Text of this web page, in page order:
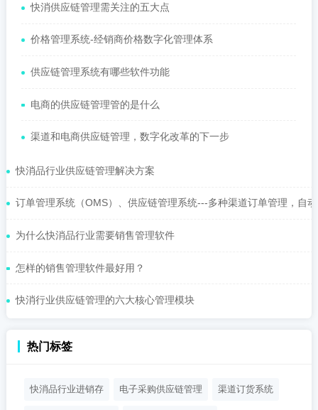
快消供应链管理需关注的五大点
价格管理系统-经销商价格数字化管理体系
供应链管理系统有哪些软件功能
电商的供应链管理管的是什么
渠道和电商供应链管理，数字化改革的下一步
快消品行业供应链管理解决方案
订单管理系统（OMS）、供应链管理系统---多种渠道订单管理，自动化
为什么快消品行业需要销售管理软件
怎样的销售管理软件最好用？
快消行业供应链管理的六大核心管理模块
热门标签
快消品行业进销存 电子采购供应链管理 渠道订货系统